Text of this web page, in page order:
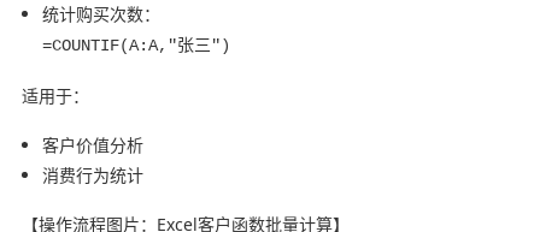
统计购买次数：
=COUNTIF(A:A,"张三")
适用于：
客户价值分析
消费行为统计
【操作流程图片：Excel客户函数批量计算】